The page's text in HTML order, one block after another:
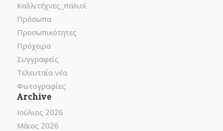
Καλλιτέχνες_παλιοί
Πρόσωπα
Προσωπικότητες
Πρόχειρα
Συγγραφείς
Τελευταία νέα
Φωτογραφίες
Archive
Ιούλιος 2026
Μάιος 2026